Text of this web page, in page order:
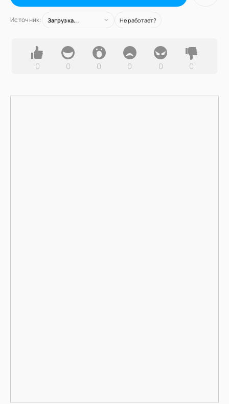
Источник: Загрузка... Не работает?
0 0 0 0 0 0